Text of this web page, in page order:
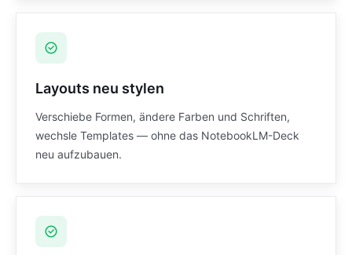
Layouts neu stylen
Verschiebe Formen, ändere Farben und Schriften,
wechsle Templates — ohne das NotebookLM-Deck
neu aufzubauen.